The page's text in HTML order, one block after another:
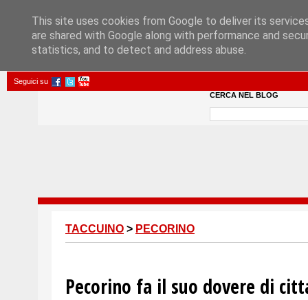
Seguici su
CERCA NEL BLOG
TACCUINO > PECORINO
Pecorino fa il suo dovere di
This site uses cookies from Google to deliver its
are shared with Google along with performance and
statistics, and to detect and address abuse.